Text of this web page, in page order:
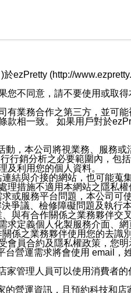
ezPretty (http://
不同意，請不要使用或取得
業務合作之第三方，並可
相一致。 如果用戶對於
，本公司將視業務、服務
行銷分析之必要範圍內，
及利用您的個人資料。
結與介接的網站，也可能
措施不適用本網站之隱私
或服務平台問題，本公司
爭議、檢修障礙問題及執行
與有合作關係之業務夥伴
定義個人化製服務介面、
係之業務夥伴使用您的去
員合約及隱私權政策，您
營運需求將會使用 email
管理人員可以使用消費者
營運資訊，且預約科技和